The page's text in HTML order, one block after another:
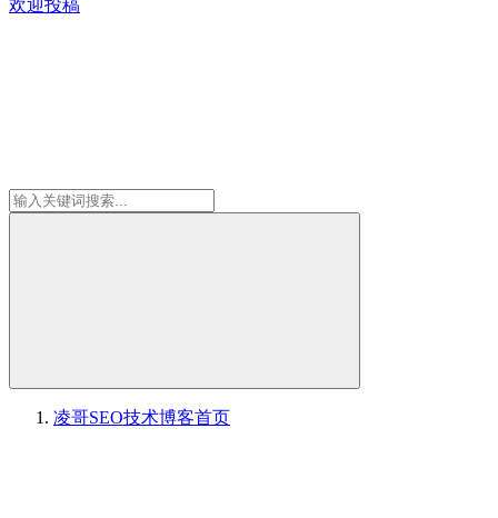
欢迎投稿
凌哥SEO技术博客首页